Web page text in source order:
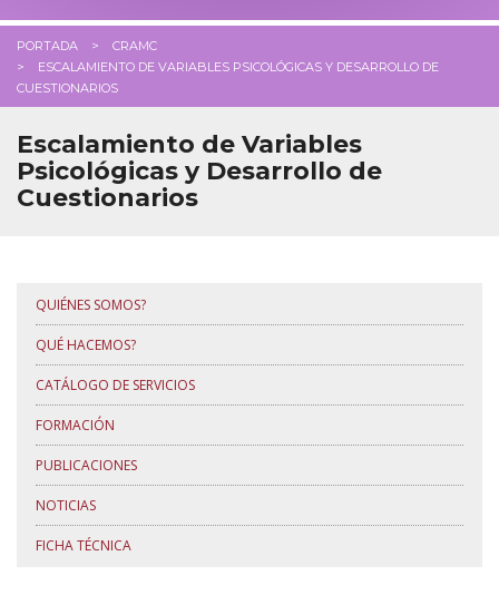
PORTADA
CRAMC
ESCALAMIENTO DE VARIABLES PSICOLÓGICAS Y DESARROLLO DE
CUESTIONARIOS
Escalamiento de Variables
Psicológicas y Desarrollo de
Cuestionarios
QUIÉNES SOMOS?
QUÉ HACEMOS?
CATÁLOGO DE SERVICIOS
FORMACIÓN
PUBLICACIONES
NOTICIAS
FICHA TÉCNICA